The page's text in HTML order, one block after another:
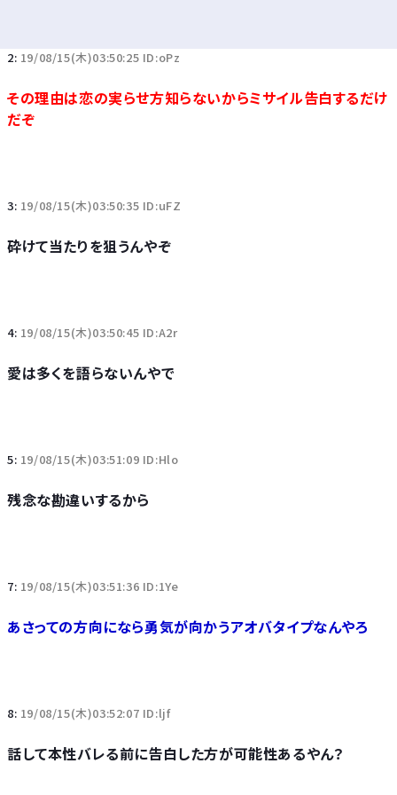
2: 19/08/15(木)03:50:25 ID:oPz
その理由は恋の実らせ方知らないからミサイル告白するだけ
だぞ
3: 19/08/15(木)03:50:35 ID:uFZ
砕けて当たりを狙うんやぞ
4: 19/08/15(木)03:50:45 ID:A2r
愛は多くを語らないんやで
5: 19/08/15(木)03:51:09 ID:Hlo
残念な勘違いするから
7: 19/08/15(木)03:51:36 ID:1Ye
あさっての方向になら勇気が向かうアオバタイプなんやろ
8: 19/08/15(木)03:52:07 ID:ljf
話して本性バレる前に告白した方が可能性あるやん？